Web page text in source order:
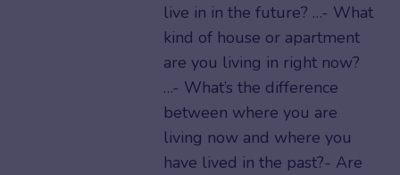
live in in the future? …- What
kind of house or apartment
are you living in right now?
…- What’s the difference
between where you are
living now and where you
have lived in the past?- Are